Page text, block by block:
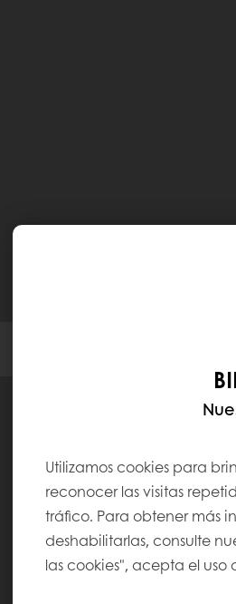
Utilizamos cookies para
reconocer las visitas
tráfico. Para obtener más
deshabilitarlas, consulte
las cookies", acepta el uso